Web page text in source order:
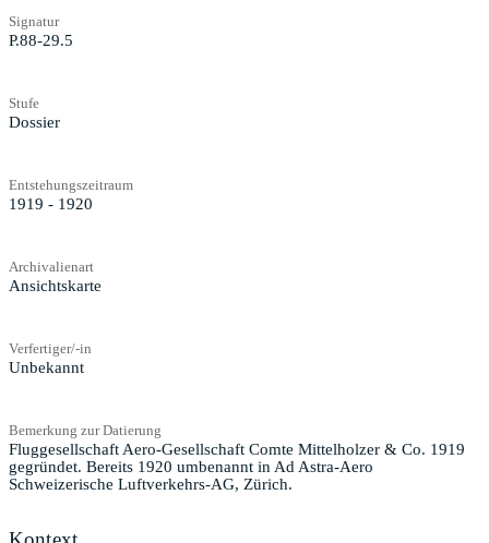
Signatur
P.88-29.5
Stufe
Dossier
Entstehungszeitraum
1919 - 1920
Archivalienart
Ansichtskarte
Verfertiger/-in
Unbekannt
Bemerkung zur Datierung
Fluggesellschaft Aero-Gesellschaft Comte Mittelholzer & Co. 1919
gegründet. Bereits 1920 umbenannt in Ad Astra-Aero
Schweizerische Luftverkehrs-AG, Zürich.